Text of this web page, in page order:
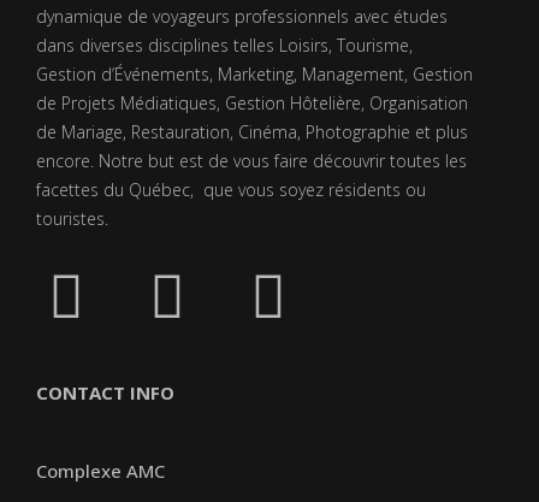
dynamique de voyageurs professionnels avec études
dans diverses disciplines telles Loisirs, Tourisme,
Gestion d’Événements, Marketing, Management, Gestion
de Projets Médiatiques, Gestion Hôtelière, Organisation
de Mariage, Restauration, Cinéma, Photographie et plus
encore. Notre but est de vous faire découvrir toutes les
facettes du Québec, que vous soyez résidents ou
touristes.
CONTACT INFO
Complexe AMC